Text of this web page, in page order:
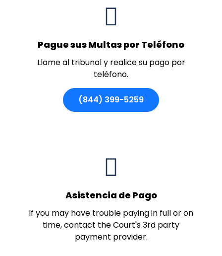
Pague sus Multas por Teléfono
Llame al tribunal y realice su pago por
teléfono.
(844) 399-5259
Asistencia de Pago
If you may have trouble paying in full or on
time, contact the Court's 3rd party
payment provider.